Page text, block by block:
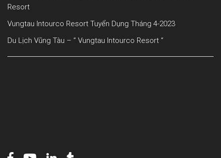
Resort
Vungtau Intourco Resort Tuyển Dụng Tháng 4-2023
Du Lịch Vũng Tàu – ” Vungtau Intourco Resort “